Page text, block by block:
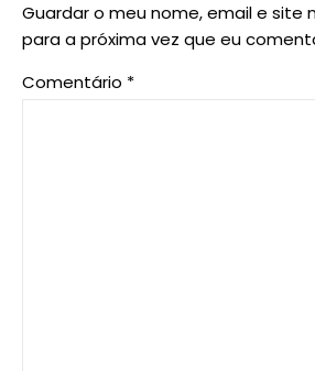
Guardar o meu nome, email e site
para a próxima vez que eu
Comentário *